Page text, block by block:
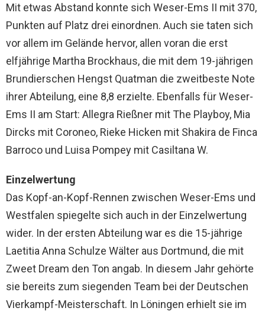
Mit etwas Abstand konnte sich Weser-Ems II mit 370,
Punkten auf Platz drei einordnen. Auch sie taten sich
vor allem im Gelände hervor, allen voran die erst
elfjährige Martha Brockhaus, die mit dem 19-jährigen
Brundierschen Hengst Quatman die zweitbeste Note
ihrer Abteilung, eine 8,8 erzielte. Ebenfalls für Weser-
Ems II am Start: Allegra Rießner mit The Playboy, Mia
Dircks mit Coroneo, Rieke Hicken mit Shakira de Finca
Barroco und Luisa Pompey mit Casiltana W.
Einzelwertung
Das Kopf-an-Kopf-Rennen zwischen Weser-Ems und
Westfalen spiegelte sich auch in der Einzelwertung
wider. In der ersten Abteilung war es die 15-jährige
Laetitia Anna Schulze Wälter aus Dortmund, die mit
Zweet Dream den Ton angab. In diesem Jahr gehörte
sie bereits zum siegenden Team bei der Deutschen
Vierkampf-Meisterschaft. In Löningen erhielt sie im